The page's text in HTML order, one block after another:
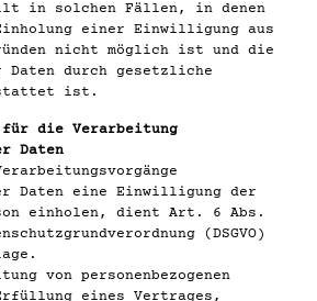
in solchen Fällen, in denen
einer Einwilligung aus
nicht möglich ist und die
Daten durch gesetzliche
ist.
für die Verarbeitung
Daten
Daten eine Einwilligung der
einholen, dient Art. 6 Abs.
(DSGVO)
von personenbezogenen
eines Vertrages,